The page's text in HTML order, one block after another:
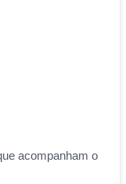
acompanham o